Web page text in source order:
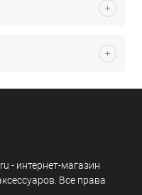
- интернет-магазин
Все права